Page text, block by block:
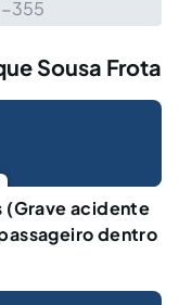
355
Sousa Frota
(Grave acidente
dentro